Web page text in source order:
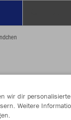
wir dir personalisierte
Weitere